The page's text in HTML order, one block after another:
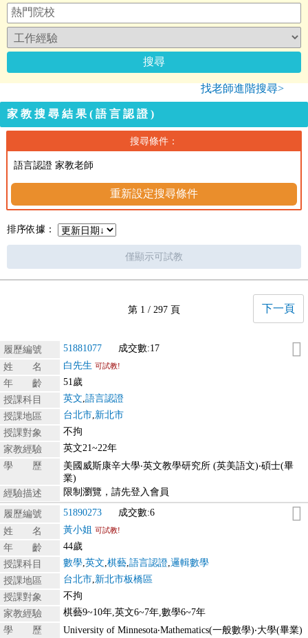
找老師進階搜尋>
家教搜尋結果(語言認證)
搜尋條件：
語言認證 家教老師
重新設定搜尋條件
排序依據：
僅顯示可試教
第 1 / 297 頁 下一頁
履歷編號 51881077
成交數:17
姓 名
白先生 可試教!
年 齡
51歲
授課科目
英文 語言認證
授課地區
台北市 新北市
授課對象
不拘
家教經驗
英文21~22年
學 歷
美國威斯康辛大學‧英文教學研究所 (英美語文)‧碩士(畢
業)
經驗描述
限制瀏覽，請先登入會員
履歷編號 51890273
成交數:6
姓 名
黃小姐 可試教!
年 齡
44歲
授課科目
數學 英文 棋藝 語言認證 邏輯數學
授課地區
台北市 新北市板橋區
授課對象
不拘
家教經驗
棋藝9~10年,英文6~7年,數學6~7年
學 歷
University of Minnesota‧Mathematics(一般數學)‧大學(畢業)